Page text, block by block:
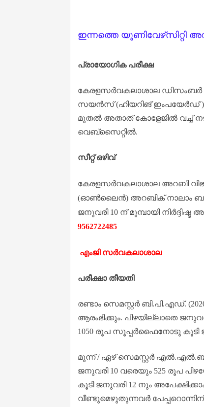
ഇന്നത്തെ യൂണിവേഴ്‌സിറ്റി
പ്രായോഗിക പരീക്ഷ
കേരളസര്‍വകലാശാല ഡിസംബര്‍
സയന്‍സ് (ഹിയറിങ് ഇംപയേര്‍ഡ്
മുതല്‍ അതാത് കോളേജില്‍ വച്ച്
വെബ്‌സൈറ്റില്‍.
സീറ്റ് ഒഴിവ്
കേരളസര്‍വകലാശാല അറബി
(ഓണ്‍ലൈന്‍) അറബിക് നാലാം
ജനുവരി 10 ന് മുമ്പായി
9562722485
എംജി സർവകലാശാല
പരീക്ഷാ തീയതി
രണ്ടാം സെമസ്റ്റർ ബി.പി.എഡ്.
ആരംഭിക്കും. പിഴയില്ലാതെ
1050 രൂപ സൂപ്പർഫൈനോടു കൂടി
മൂന്ന് / ഏഴ് സെമസ്റ്റർ
ജനുവരി 10 വരെയും 525 രൂപ
കൂടി ജനുവരി 12 നും
വീണ്ടുമെഴുതുന്നവർ പേപ്പറൊന്നിന്